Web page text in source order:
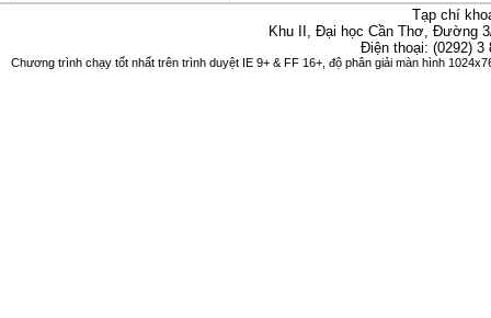
Tạp chí
Khu II, Đại học Cần Thơ, Đường
Điện thoại: (0292)
Chương trình chạy tốt nhất trên trình duyệt IE 9+ & FF 16+, độ phân giải màn hình